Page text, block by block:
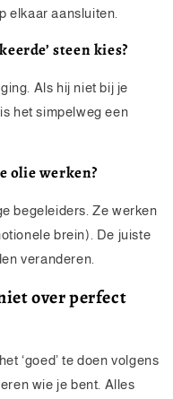
elkaar aansluiten.
steen kies?
Als hij niet bij je
het simpelweg een
olie werken?
begeleiders. Ze werken
brein). De juiste
veranderen.
over perfect
‘goed’ te doen volgens
wie je bent. Alles